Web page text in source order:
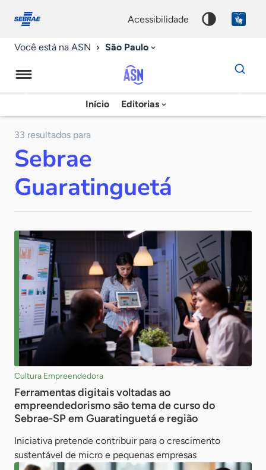
conosco
acessibilidade
Você está na ASN São Paulo
Agência
Sebrae
Início Editorias
Dados
para
chave
33 resultados para
Sebrae
Guaratinguetá
Cultura Empreendedora
Ferramentas digitais voltadas ao
empreendedorismo são tema de curso do
Sebrae-SP em Guaratinguetá e região
Iniciativa pretende contribuir para o crescimento
sustentável de micro e pequenas empresas